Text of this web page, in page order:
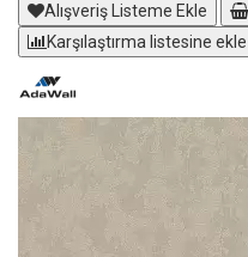
Alışveriş Listeme Ekle
Karşılaştırma listesine ekle